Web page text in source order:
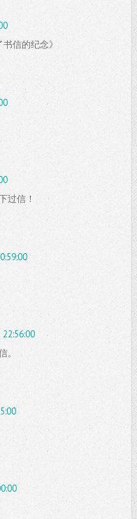
信的纪念》
过信！
。